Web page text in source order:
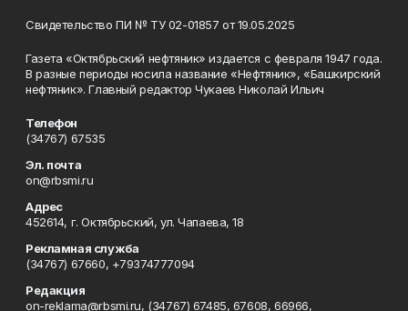
Свидетельство ПИ № ТУ 02-01857 от 19.05.2025
Газета «Октябрьский нефтяник» издается с февраля 1947 года.
В разные периоды носила название «Нефтяник», «Башкирский
нефтяник». Главный редактор Чукаев Николай Ильич
Телефон
(34767) 67535
Эл. почта
on@rbsmi.ru
Адрес
452614, г. Октябрьский, ул. Чапаева, 18
Рекламная служба
(34767) 67660, +79374777094
Редакция
on-reklama@rbsmi.ru, (34767) 67485, 67608, 66966,